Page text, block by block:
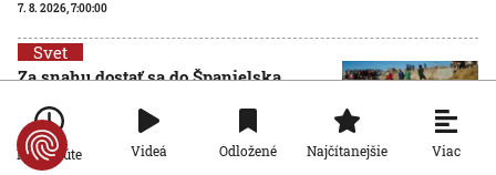
7. 8. 2026, 7:00:00
Svet
Za snahu dostať sa do Španielska
oznámil tragickú bilanciu migračnej
krízy
6. 8. 2026, 16:16:47
Po minúte Videá Odložené Najčítanejšie Viac